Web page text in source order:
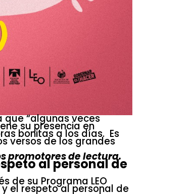
que “algunas veces
su presencia en
bonitas a los días. Es
versos de los grandes
promotores de lectura.
al personal de
de su Programa LEO
el respeto al personal de